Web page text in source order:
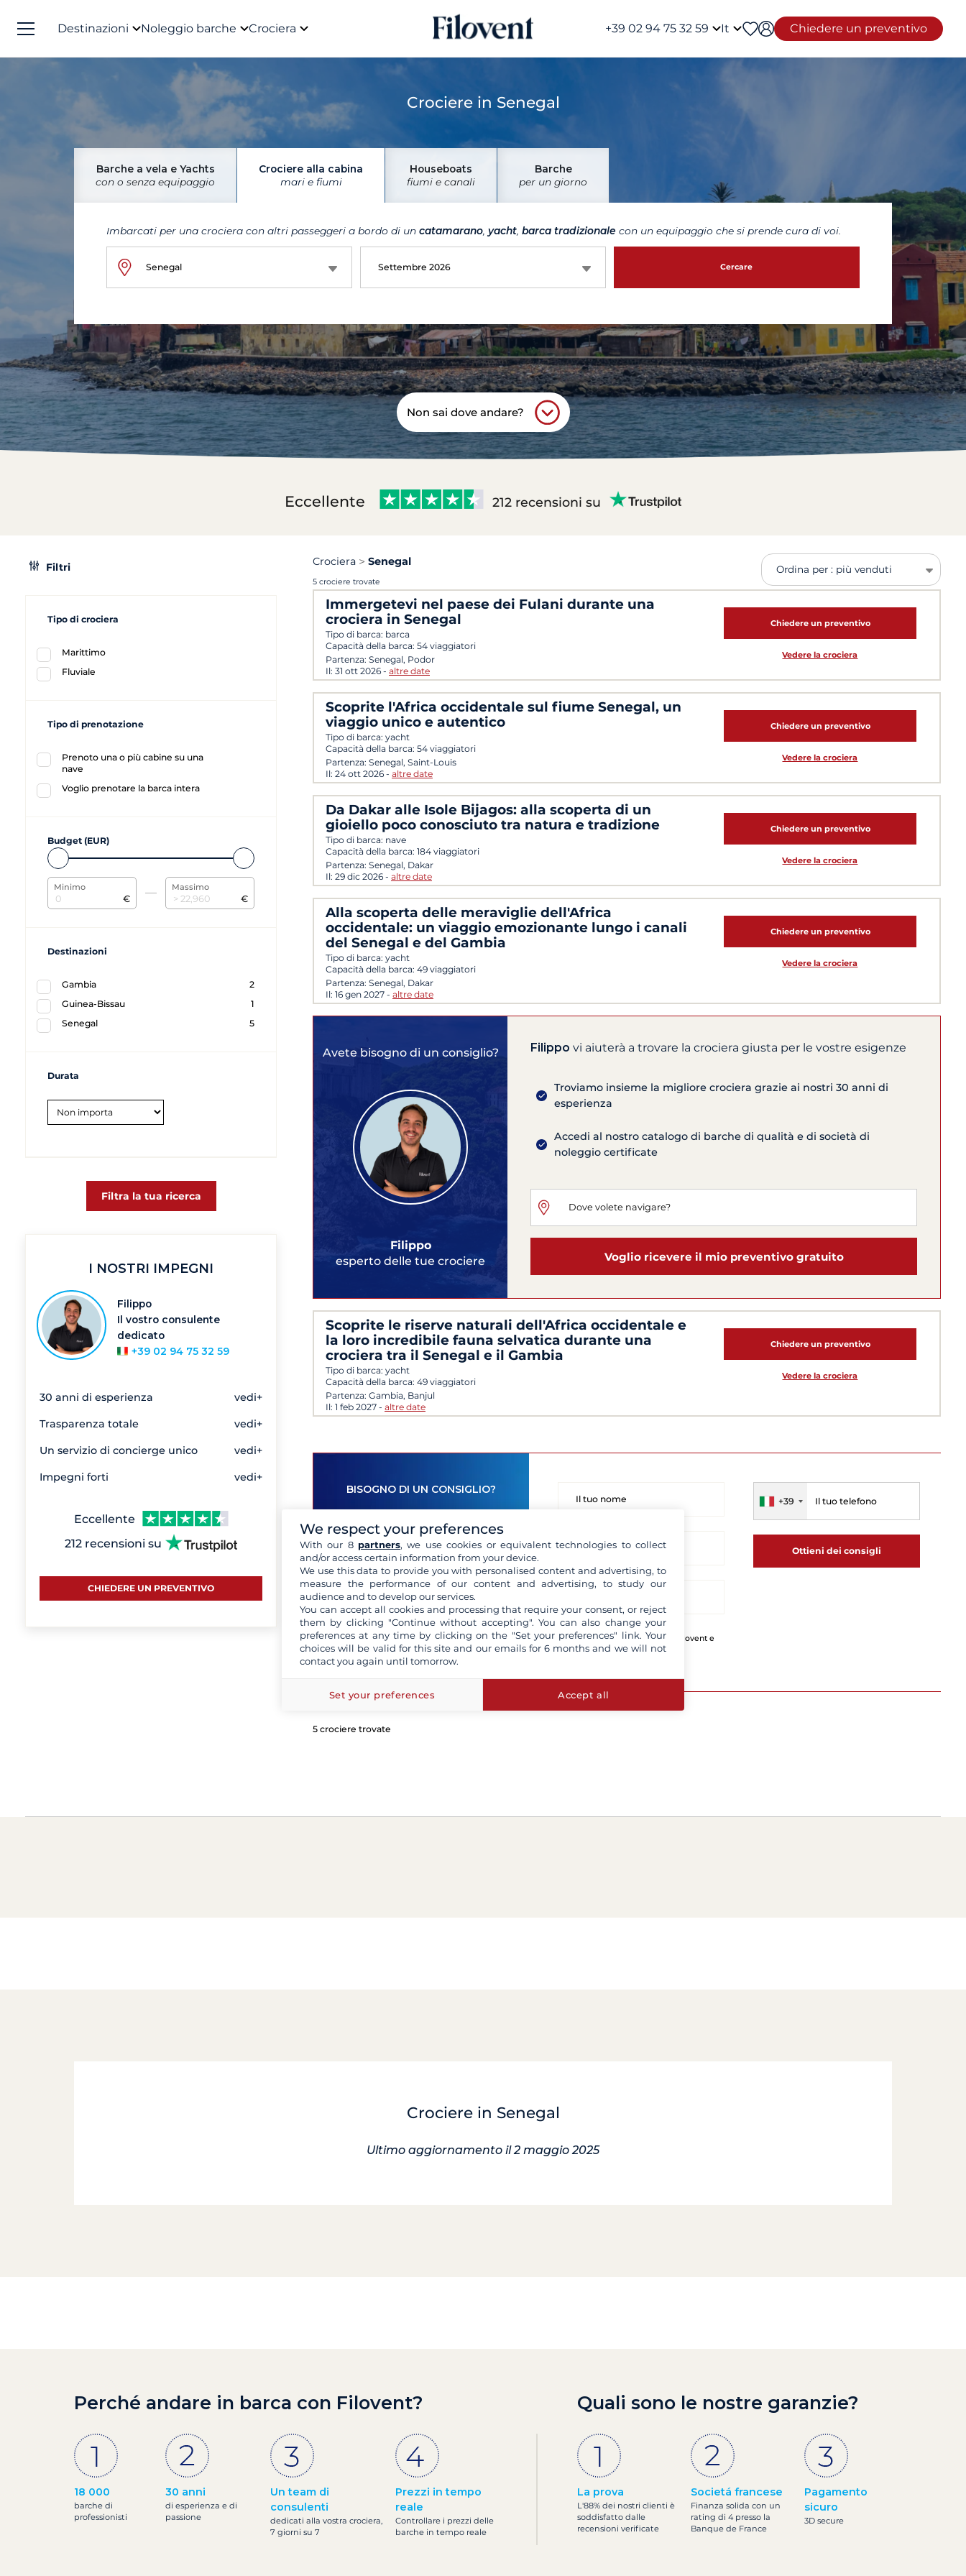
Destinazioni Noleggio barche Crociera +39 02 94 75 32 59 It Chiedere un preventivo
Crociere in Senegal
Barche a vela e Yachts
con o senza equipaggio
Crociere alla cabina
mari e fiumi
Houseboats
fiumi e canali
Barche
per un giorno
Imbarcati per una crociera con altri passeggeri a bordo di un catamarano yacht barca tradizionale con un equipaggio che si prende cura di voi.
Senegal Settembre 2026 Cercare
Non sai dove andare?
Eccellente 212 recensioni su
Filtri
Tipo di crociera
Marittimo
Fluviale
Tipo di prenotazione
Prenoto una o più cabine su una
nave
Voglio prenotare la barca intera
Budget (EUR)
Minimo
€
Massimo
€
Destinazioni
Gambia
2
Guinea-Bissau
1
Senegal
5
Durata
Filtra la tua ricerca
I NOSTRI IMPEGNI
Filippo
Il vostro consulente
dedicato
+39 02 94 75 32 59
30 anni di esperienza vedi+
Trasparenza totale vedi+
Un servizio di concierge unico vedi+
Impegni forti vedi+
Eccellente
212 recensioni su
CHIEDERE UN PREVENTIVO
Crociera Senegal
5 crociere trovate
Ordina per : più venduti
Immergetevi nel paese dei Fulani durante una
crociera in Senegal
Tipo di barca: barca
Capacità della barca: 54 viaggiatori
Partenza: Senegal, Podor
Il: 31 ott 2026 - altre date
Chiedere un preventivo
Vedere la crociera
Scoprite l'Africa occidentale sul fiume Senegal, un
viaggio unico e autentico
Tipo di barca: yacht
Capacità della barca: 54 viaggiatori
Partenza: Senegal, Saint-Louis
Il: 24 ott 2026 - altre date
Chiedere un preventivo
Vedere la crociera
Da Dakar alle Isole Bijagos: alla scoperta di un
gioiello poco conosciuto tra natura e tradizione
Tipo di barca: nave
Capacità della barca: 184 viaggiatori
Partenza: Senegal, Dakar
Il: 29 dic 2026 - altre date
Chiedere un preventivo
Vedere la crociera
Alla scoperta delle meraviglie dell'Africa
occidentale: un viaggio emozionante lungo i canali
del Senegal e del Gambia
Tipo di barca: yacht
Capacità della barca: 49 viaggiatori
Partenza: Senegal, Dakar
Il: 16 gen 2027 - altre date
Chiedere un preventivo
Vedere la crociera
Avete bisogno di un consiglio?
Filippo
esperto delle tue crociere
Filippo vi aiuterà a trovare la crociera giusta per le vostre esigenze
Troviamo insieme la migliore crociera grazie ai nostri 30 anni di
esperienza
Accedi al nostro catalogo di barche di qualità e di società di
noleggio certificate
Voglio ricevere il mio preventivo gratuito
Scoprite le riserve naturali dell'Africa occidentale e
la loro incredibile fauna selvatica durante una
crociera tra il Senegal e il Gambia
Tipo di barca: yacht
Capacità della barca: 49 viaggiatori
Partenza: Gambia, Banjul
Il: 1 feb 2027 - altre date
Chiedere un preventivo
Vedere la crociera
BISOGNO DI UN CONSIGLIO?
Filippoesperto delle tue crociere
Voglio ricevere e-mail di Filovent e
creare un account cliente
+39
Ottieni dei consigli
5 crociere trovate
Crociere in Senegal
Ultimo aggiornamento il 2 maggio 2025
Perché andare in barca con Filovent?
18 000
barche di
professionisti
30 anni
di esperienza e di
passione
Un team di
consulenti
dedicati alla vostra crociera,
7 giorni su 7
Prezzi in tempo
reale
Controllare i prezzi delle
barche in tempo reale
Quali sono le nostre garanzie?
La prova
L'88% dei nostri clienti è
soddisfatto dalle
recensioni verificate
Societá francese
Finanza solida con un
rating di 4 presso la
Banque de France
Pagamento
sicuro
3D secure
We respect your preferences
With our 8 partners, we use cookies or equivalent technologies to collect
and/or access certain information from your device.
We use this data to provide you with personalised content and advertising, to
measure the performance of our content and advertising, to study our
audience and to develop our services.
You can accept all cookies and processing that require your consent, or reject
them by clicking "Continue without accepting". You can also change your
preferences at any time by clicking on the "Set your preferences" link. Your
choices will be valid for this site and our emails for 6 months and we will not
contact you again until tomorrow.
Set your preferences Accept all